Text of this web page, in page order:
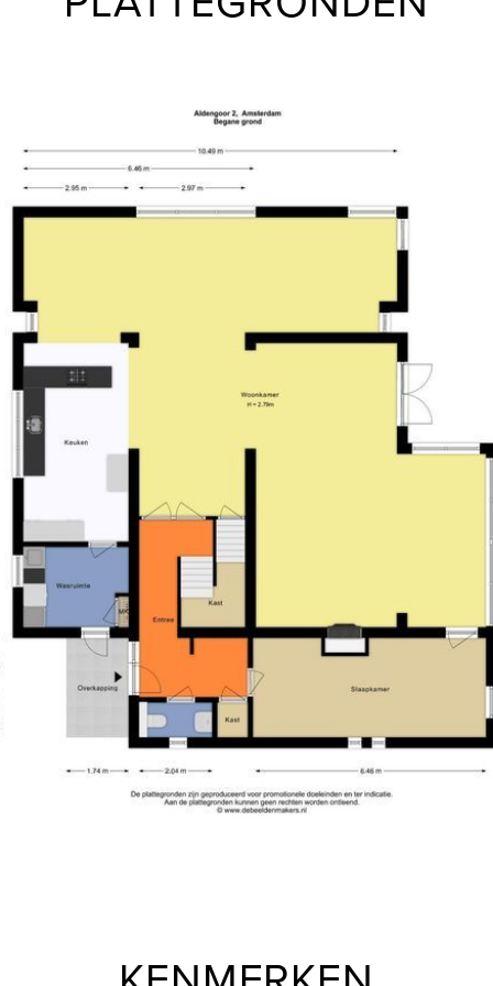
niveaus is er
voor werken aan
aparte woonunit of aan
de voortuin voorzien van
160m². Deze woonlaag
en is onderverdeeld in een
luxe geoutilleerde
combinatie met een zwart
in 3 zijdes; een
corner. Voorts is de keuken
bijkeuken biedt goede
De bijkeuken is
aan de keukenzijde.
brede schuifpui naar de
van opties: zwemmen,
terrassen aangelegd.
een orangerie,
biedt een fijne sauna, een
glazen wand aan de
De villa is rustig gelegen in
Amsterdam en Amstelveen
Amstelpark en het
joggen, fietsen of gebruik
voetbal, manege etc.). Voor
supermarkten en
van het openbaar vervoer
De Zuidas is te voet
BIJZONDERHEDEN
-Royale en goed
-Dubbele oprit en garage op
-Grote zonnige tuin met
-Goed beveiligd met alarm
-Mogelijkheid voor het
-Oplevering in overleg, kan
DISCLAIMER
Deze informatie is door ons
echter geen enkele
anderszins, dan wel de
indicatief. Koper heeft zijn
de wet deskundig genoeg